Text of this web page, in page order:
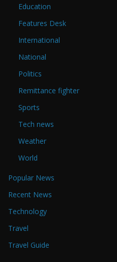
Education
Features Desk
International
National
Politics
Remittance fighter
Sports
Tech news
Weather
World
Popular News
Recent News
Technology
Travel
Travel Guide